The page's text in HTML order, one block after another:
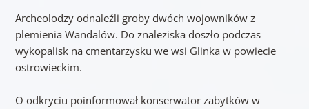
Archeolodzy odnaleźli groby dwóch wojowników z
plemienia Wandalów. Do znaleziska doszło podczas
wykopalisk na cmentarzysku we wsi Glinka w powiecie
ostrowieckim.
O odkryciu poinformował konserwator zabytków w